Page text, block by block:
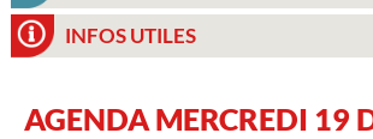
INFOS UTILES
AGENDA MERCREDI 19